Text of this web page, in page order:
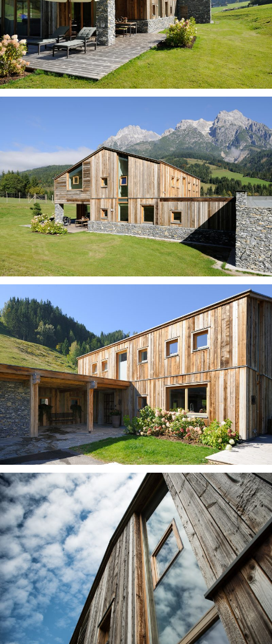
Auszeichnungen
Kontakt
Unser Kontakt
Pressekontakt